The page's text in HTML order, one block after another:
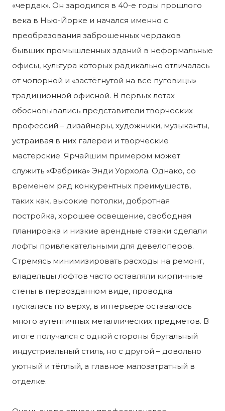
«чердак». Он зародился в 40-е годы прошлого
века в Нью-Йорке и начался именно с
преобразования заброшенных чердаков
бывших промышленных зданий в неформальные
офисы, культура которых радикально отличалась
от чопорной и «застёгнутой на все пуговицы»
традиционной офисной. В первых лотах
обосновывались представители творческих
профессий – дизайнеры, художники, музыканты,
устраивая в них галереи и творческие
мастерские. Ярчайшим примером может
служить «Фабрика» Энди Уорхола. Однако, со
временем ряд конкурентных преимуществ,
таких как, высокие потолки, добротная
постройка, хорошее освещение, свободная
планировка и низкие арендные ставки сделали
лофты привлекательными для девелоперов.
Стремясь минимизировать расходы на ремонт,
владельцы лофтов часто оставляли кирпичные
стены в первозданном виде, проводка
пускалась по верху, в интерьере оставалось
много аутентичных металлических предметов. В
итоге получался с одной стороны брутальный
индустриальный стиль, но с другой – довольно
уютный и тёплый, а главное малозатратный в
отделке.